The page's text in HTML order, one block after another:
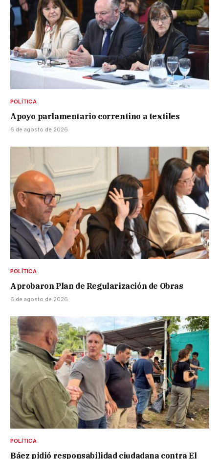
POLÍTICA
Apoyo parlamentario correntino a textiles
6 de agosto de 2026
POLÍTICA
Aprobaron Plan de Regularización de Obras
6 de agosto de 2026
POLÍTICA
Báez pidió responsabilidad ciudadana contra El